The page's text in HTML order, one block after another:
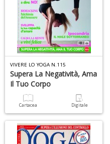
VIVERE LO YOGA N.115
Supera La Negatività, Ama
Il Tuo Corpo
Cartacea Digitale